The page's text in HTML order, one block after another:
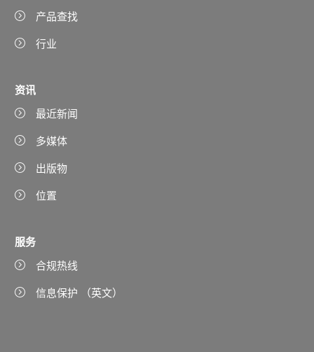
产品查找
行业
资讯
最近新闻
多媒体
出版物
位置
服务
合规热线
信息保护 （英文）